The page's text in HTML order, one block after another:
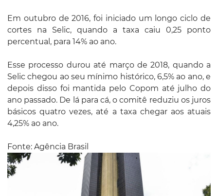
Em outubro de 2016, foi iniciado um longo ciclo de
cortes na Selic, quando a taxa caiu 0,25 ponto
percentual, para 14% ao ano.
Esse processo durou até março de 2018, quando a
Selic chegou ao seu mínimo histórico, 6,5% ao ano, e
depois disso foi mantida pelo Copom até julho do
ano passado. De lá para cá, o comitê reduziu os juros
básicos quatro vezes, até a taxa chegar aos atuais
4,25% ao ano.
Fonte: Agência Brasil